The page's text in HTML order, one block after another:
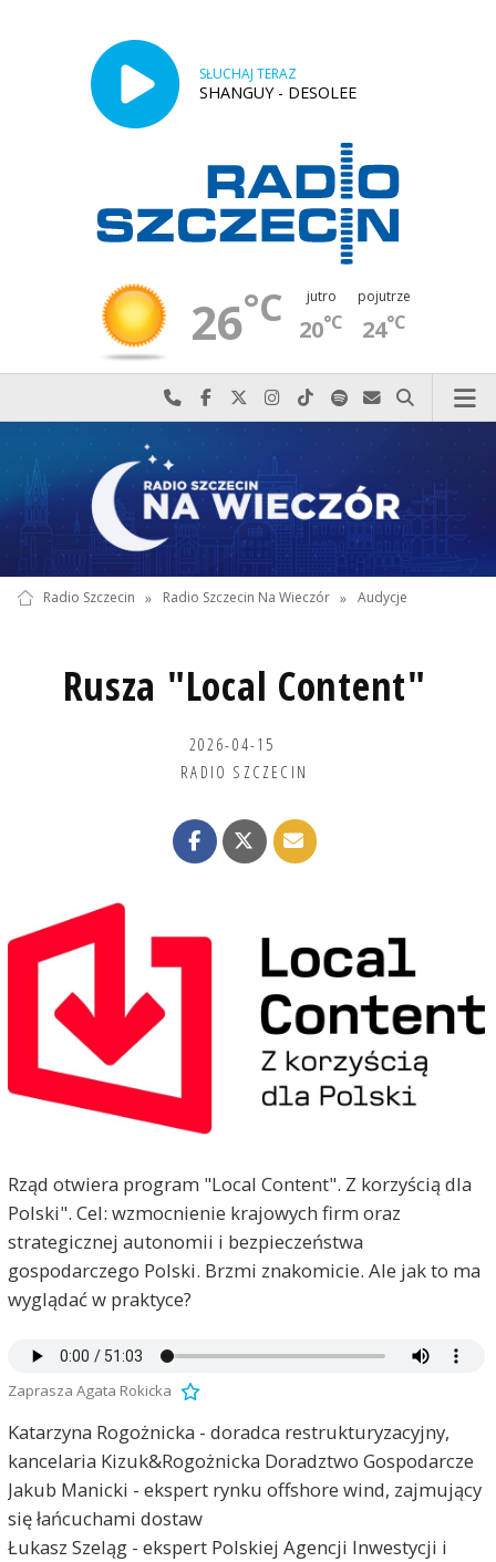
SŁUCHAJ TERAZ
SHANGUY - DESOLEE
26°C jutro
20°C
pojutrze
24°C
Najlepiej po prostu do nas zadzwoń
Odwiedź nas na Facebook-u
Odwiedź nas na X
Odwiedź nas na Instagram-ie
Odwiedź nas na TikTok-u
Szukaj nas na Spotify
Wyślij do nas
Szukaj
Radio Szczecin » Radio Szczecin Na Wieczór » Audycje
Rusza "Local Content"
2026-04-15
RADIO SZCZECIN
Rząd otwiera program "Local Content". Z korzyścią dla
Polski". Cel: wzmocnienie krajowych firm oraz
strategicznej autonomii i bezpieczeństwa
gospodarczego Polski. Brzmi znakomicie. Ale jak to ma
wyglądać w praktyce?
Zaprasza Agata Rokicka
Katarzyna Rogożnicka - doradca restrukturyzacyjny,
kancelaria Kizuk&Rogożnicka Doradztwo Gospodarcze
Jakub Manicki - ekspert rynku offshore wind, zajmujący
się łańcuchami dostaw
Łukasz Szeląg - ekspert Polskiej Agencji Inwestycji i